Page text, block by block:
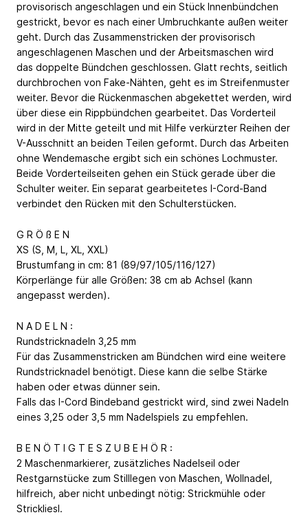
provisorisch angeschlagen und ein Stück Innenbündchen
gestrickt, bevor es nach einer Umbruchkante außen weiter
geht. Durch das Zusammenstricken der provisorisch
angeschlagenen Maschen und der Arbeitsmaschen wird
das doppelte Bündchen geschlossen. Glatt rechts, seitlich
durchbrochen von Fake-Nähten, geht es im Streifenmuster
weiter. Bevor die Rückenmaschen abgekettet werden, wird
über diese ein Rippbündchen gearbeitet. Das Vorderteil
wird in der Mitte geteilt und mit Hilfe verkürzter Reihen der
V-Ausschnitt an beiden Teilen geformt. Durch das Arbeiten
ohne Wendemasche ergibt sich ein schönes Lochmuster.
Beide Vorderteilseiten gehen ein Stück gerade über die
Schulter weiter. Ein separat gearbeitetes I-Cord-Band
verbindet den Rücken mit den Schulterstücken.
G R Ö ß E N
XS (S, M, L, XL, XXL)
Brustumfang in cm: 81 (89/97/105/116/127)
Körperlänge für alle Größen: 38 cm ab Achsel (kann
angepasst werden).
N A D E L N :
Rundstricknadeln 3,25 mm
Für das Zusammenstricken am Bündchen wird eine weitere
Rundstricknadel benötigt. Diese kann die selbe Stärke
haben oder etwas dünner sein.
Falls das I-Cord Bindeband gestrickt wird, sind zwei Nadeln
eines 3,25 oder 3,5 mm Nadelspiels zu empfehlen.
B E N Ö T I G T E S Z U B E H Ö R :
2 Maschenmarkierer, zusätzliches Nadelseil oder
Restgarnstücke zum Stilllegen von Maschen, Wollnadel,
hilfreich, aber nicht unbedingt nötig: Strickmühle oder
Strickliesl.